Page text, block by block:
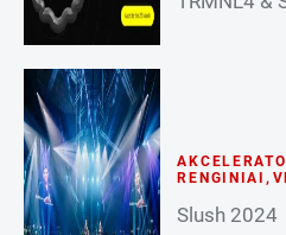
RENGINIAI ,
Slush 2024